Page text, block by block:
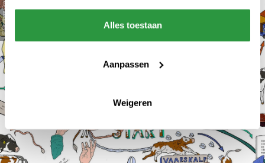
Alles toestaan
Aanpassen
Weigeren
© Conform Cox